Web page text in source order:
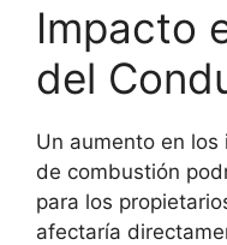
Impacto
del
Un aumento en los
de combustión
para los
afectaría